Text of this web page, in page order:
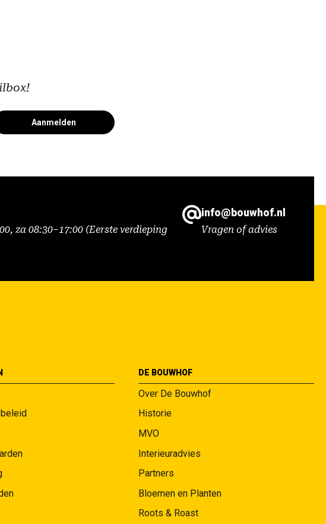
Aanmelden
za 08:30–17:00 (Eerste verdieping
info@bouwhof.nl
Vragen of advies
DE BOUWHOF
Over De Bouwhof
Historie
MVO
Interieuradvies
Partners
Bloemen en Planten
Roots & Roast